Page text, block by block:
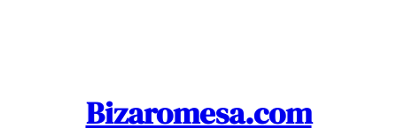
Bizaromesa.com